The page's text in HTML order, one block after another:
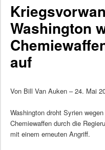
Washington
auf
Von Bill Van Auken – 24. Mai
Washington droht Syrien
Chemiewaffen durch die
mit einem erneuten Angriff.